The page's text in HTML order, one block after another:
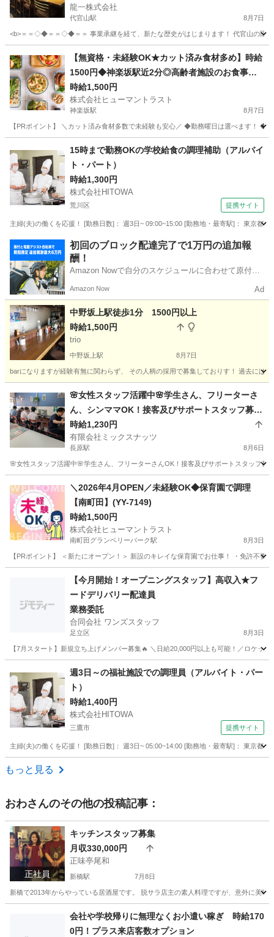
龍一株式会社
代官山駅 8月7日
<b>＝＝◇◆＝＝◇◆＝＝ 事業承継を経て、新たな歴史がはじまります！ 代官山の隠
代官山駅 その他 隠れ家
【無資格・未経験OK★カット済み食材多め】時給
1500円◆神楽坂駅近2分◎高齢者施設のお食事調
理(ES1W-3808)
時給1,500円
株式会社ヒューマントラスト
神楽坂駅 8月7日
【PRポイント】 ＼カット済み食材多数で未経験も安心／ ◆勤務曜日は選べます！
神楽坂駅 キッチン
15時まで勤務OKの学校給食の調理補助（アルバイ
ト・パート）
時給1,300円
株式会社HITOWA
荒川区 提携サイト
主婦(夫)の働くを応援！ [勤務日数]： 週3日~ 09:00~15:00 [勤務地・最寄駅]： 東京都
その他
初回のブロック配達完了で1万円の追加報
酬！
Amazon Nowで自分のスケジュールに合わせて原付や
う！
Amazon Now Ad
中野坂上駅徒歩1分 1500円以上
時給1,500円
trio
中野坂上駅 8月7日
barになりますが経験有無に関わらず、 その人柄の採用で募集しておりす！ 過去には
中野坂上駅 飲食 ソムリエ
🌸女性スタッフ活躍中🌸学生さん、フリーターさ
ん、シンママOK！接客及びサポートスタッフ募
集！
時給1,230円
有限会社ミックスナッツ
長原駅 8月6日
🌸女性スタッフ活躍中🌸学生さん、フリーターさんOK！接客及びサポートスタッフ
カフェ スタッフ
＼2026年4月OPEN／未経験OK◆保育園で調理
【南町田】(YY-7149)
時給1,500円
株式会社ヒューマントラスト
南町田グランベリーパーク駅 8月3日
【PRポイント】 ＜新たにオープン！＞ 新設のキレイな保育園でお仕事！ ・免許不
南町田グランベリーパーク駅 キッチン
【今月開始！オープニングスタッフ】高収入★フ
ードデリバリー配達員
業務委託
合同会社 ワンズスタッフ
足立区 8月3日
【7月スタート】新規立ち上げメンバー募集🔥 ＼日給20,000円以上も可能！／
デリバリー オープニング
週3日～の福祉施設での調理員（アルバイト・パー
ト）
時給1,400円
株式会社HITOWA
三鷹市 提携サイト
主婦(夫)の働くを応援！ [勤務日数]： 週3日~ 05:00~14:00 [勤務地・最寄駅]： 東京都
東京 三鷹市
もっと見る
おわさんのその他の投稿記事：
正社員
キッチンスタッフ募集
月収330,000円
正味亭尾和
新橋駅 7月8日
新橋で2013年からやっている居酒屋です。 脱サラ店主の素人料理ですが、意外に美
新橋駅 飲食
会社や学校帰りに無理なくお小遣い稼ぎ 時給170
0円！プラス来店客数オプション